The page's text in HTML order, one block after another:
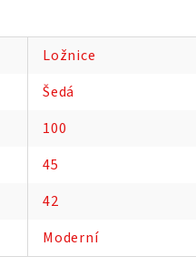
Ložnice
Šedá
100
45
42
Moderní